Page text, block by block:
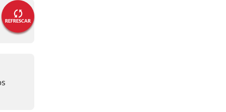
REFRESCAR